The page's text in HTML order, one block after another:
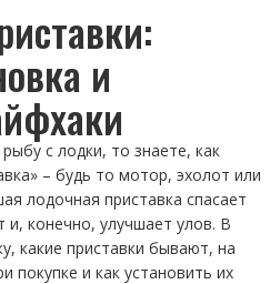
и
с лодки, то знаете, как
– будь то мотор, эхолот или
лодочная приставка спасает
конечно, улучшает улов. В
какие приставки бывают, на
покупке и как установить их